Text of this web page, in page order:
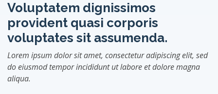
Voluptatem dignissimos
provident quasi corporis
voluptates sit assumenda.
Lorem ipsum dolor sit amet, consectetur adipiscing elit, sed
do eiusmod tempor incididunt ut labore et dolore magna
aliqua.